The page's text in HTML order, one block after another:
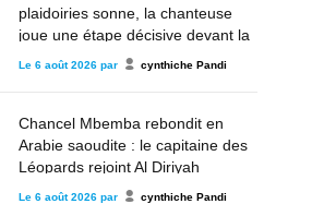
plaidoiries sonne, la chanteuse
joue une étape décisive devant la
justice militaire
Le 6 août 2026 par cynthiche Pandi
Chancel Mbemba rebondit en
Arabie saoudite : le capitaine des
Léopards rejoint Al Diriyah
Le 6 août 2026 par cynthiche Pandi